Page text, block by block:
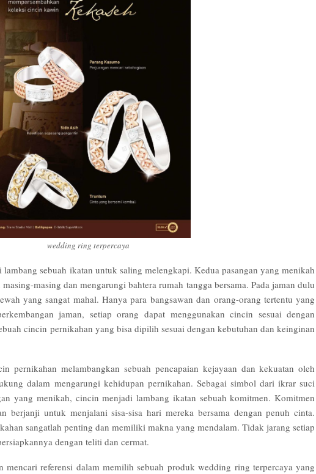
wedding ring terpercaya
sebuah ikatan untuk saling melengkapi. Kedua pasangan yang menikah
masing dan mengarungi bahtera rumah tangga bersama. Pada jaman dulu
yang sangat mahal. Hanya para bangsawan dan orang-orang tertentu yang
jaman, setiap orang dapat menggunakan cincin sesuai dengan
cincin pernikahan yang bisa dipilih sesuai dengan kebutuhan dan keinginan
pernikahan melambangkan sebuah pencapaian kejayaan dan kekuatan oleh
dalam mengarungi kehidupan pernikahan. Sebagai simbol dari ikrar suci
yang menikah, cincin menjadi lambang ikatan sebuah komitmen. Komitmen
berjanji untuk menjalani sisa-sisa hari mereka bersama dengan penuh cinta.
sangatlah penting dan memiliki makna yang mendalam. Tidak jarang setiap
dengan teliti dan cermat.
mencari referensi dalam memilih sebuah produk wedding ring terpercaya yang